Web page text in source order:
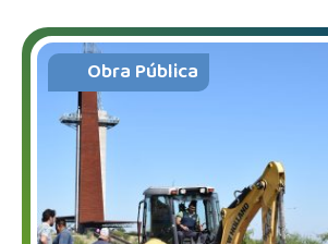
Obra Pública